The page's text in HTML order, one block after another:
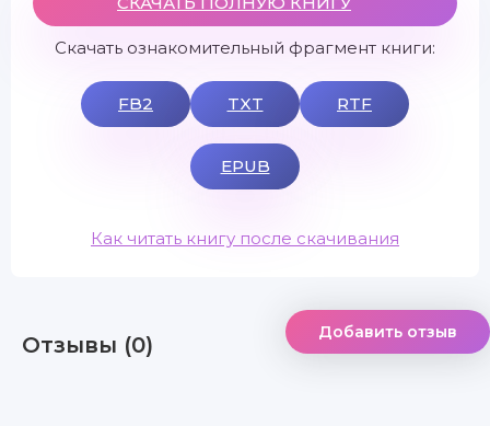
Скачать ознакомительный фрагмент книги:
FB2 TXT RTF
EPUB
Как читать книгу после скачивания
Отзывы (0) Добавить отзыв